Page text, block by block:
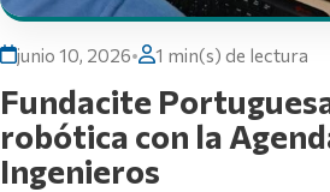
junio 10, 2026• 1 min(s) de lectura
Fundacite
robótica con la
Ingenieros